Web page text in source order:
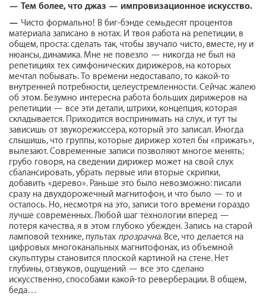
— Тем более, что джаз — импровизационное искусство.
— Чисто формально! В биг-бэнде семьдесят процентов
материала записано в нотах. И твоя работа на репетиции, в
общем, проста: сделать так, чтобы звучало чисто, вместе, ну и
нюансы, динамика. Мне не повезло — никогда не был на
репетициях тех симфонических дирижеров, на которых
мечтал побывать. То времени недоставало, то какой-то
внутренней потребности, целеустремленности. Сейчас жалею
об этом. Безумно интересна работа больших дирижеров на
репетиции — все эти детали, штрихи, концепция, которая
складывается. Приходится воспринимать на слух, и тут ты
зависишь от звукорежиссера, который это записал. Иногда
слышишь, что группы, которые дирижер хотел бы «прижать»,
вылезают. Современные записи позволяют многое менять;
грубо говоря, на сведении дирижер может на свой слух
сбалансировать, убрать первые или вторые скрипки,
добавить «дерево». Раньше это было невозможно: писали
сразу на двухдорожечный магнитофон, и что было — то и
осталось. Но, несмотря на это, записи того времени гораздо
лучше современных. Любой шаг технологии вперед —
потеря качества, я в этом глубоко убежден. Запись на старой
ламповой технике, пультах прозрачна. Все, что делается на
цифровых многоканальных магнитофонах, из объемной
скульптуры становится плоской картиной на стене. Нет
глубины, отзвуков, ощущений — все это сделано
искусственно, способами какой-то реверберации. В общем,
беда…